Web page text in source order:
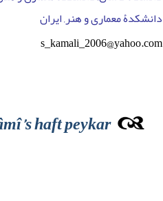
دانشکدۀ معماری و هنر, ایران
s_kamali_2006@yahoo.com
haft peykar